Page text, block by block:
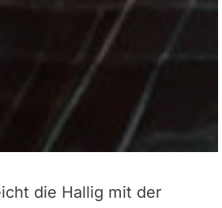
die Hallig mit der